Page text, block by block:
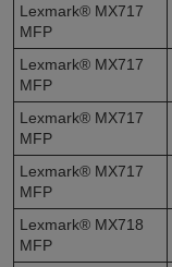
Lexmark® MX717
MFP
Lexmark® MX717
MFP
Lexmark® MX717
MFP
Lexmark® MX717
MFP
Lexmark® MX718
MFP